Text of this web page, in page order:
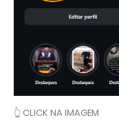
👆 CLICK NA IMAGEM